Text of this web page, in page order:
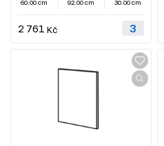
60.00 cm 92.00 cm 30.00 cm
2 761 Kč